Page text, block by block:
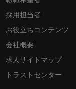
採用担当者
お役立ちコンテンツ
会社概要
求人サイトマップ
トラストセンター